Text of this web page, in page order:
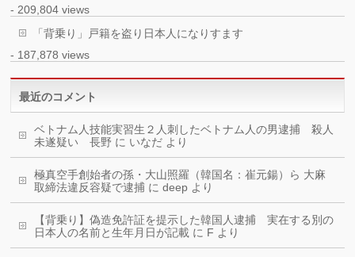
- 209,804 views
「背乗り」戸籍を盗り日本人になりすます
- 187,878 views
最近のコメント
ベトナム人技能実習生２人刺したベトナム人の男逮捕 殺人
未遂疑い 長野 に いなだ より
極真空手創始者の孫・大山照羅（韓国名：崔元鍚）ら 大麻
取締法違反容疑で逮捕 にdeep より
【背乗り】偽造免許証を提示した韓国人逮捕 実在する別の
日本人の名前と生年月日が記載 に F より